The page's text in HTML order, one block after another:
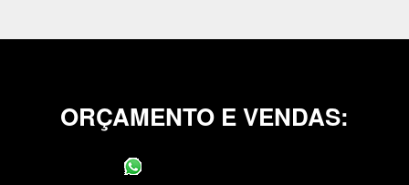
ORÇAMENTO E VENDAS: